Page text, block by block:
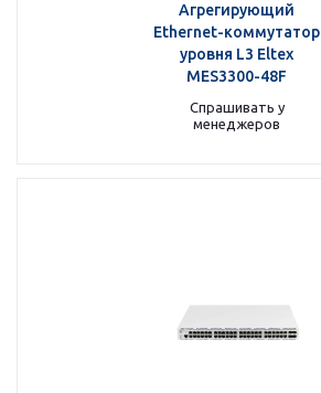
Агрегирующий
Ethernet-коммутатор
уровня L3 Eltex
MES3300-48F
Спрашивать у
менеджеров